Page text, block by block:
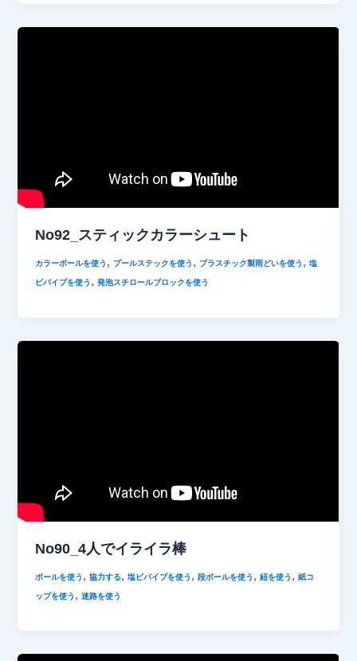
No92_スティックカラーシュート
カラーボールを使う , プールステックを使う , プラスチック製雨どいを使う ,塩
ビパイプを使う ,発泡スチロールブロックを使う
No90_4人でイライラ棒
ボールを使う ,協力する,塩ビパイプを使う ,段ボールを使う ,紐を使う ,紙コ
ップを使う ,迷路を使う